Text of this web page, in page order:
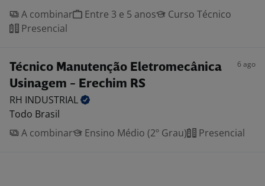
A combinar
Entre 3 e 5 anos
Curso Técnico
Presencial
Técnico Manutenção Eletromecânica
Usinagem - Erechim RS
6 ago
RH INDUSTRIAL
Todo Brasil
A combinar
Ensino Médio (2º Grau) Presencial